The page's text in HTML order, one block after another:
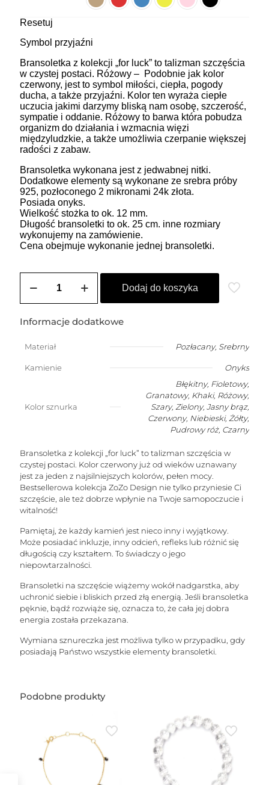
Resetuj
Symbol przyjaźni
Bransoletka z kolekcji „for luck” to talizman szczęścia
w czystej postaci. Różowy – Podobnie jak kolor
czerwony, jest to symbol miłości, ciepła, pogody
ducha, a także przyjaźni. Kolor ten wyraża ciepłe
uczucia jakimi darzymy bliską nam osobę, szczerość,
sympatie i oddanie. Różowy to barwa która pobudza
organizm do działania i wzmacnia więzi
międzyludzkie, a także umożliwia czerpanie większej
radości z zabaw.
Bransoletka wykonana jest z jedwabnej nitki.
Dodatkowe elementy są wykonane ze srebra próby
925, pozłoconego 2 mikronami 24k złota.
Posiada onyks.
Wielkość stożka to ok. 12 mm.
Długość bransoletki to ok. 25 cm. inne rozmiary
wykonujemy na zamówienie.
Cena obejmuje wykonanie jednej bransoletki.
Bransoletka
szczęście
onyksem
w
kształcie
Dodaj do koszyka
Informacje dodatkowe
Materiał Pozłacany, Srebrny
Kamienie Onyks
Kolor sznurka
Błękitny, Fioletowy,
Granatowy, Khaki, Różowy,
Szary, Zielony, Jasny brąz,
Czerwony, Niebieski, Żółty,
Pudrowy róż, Czarny
Bransoletka z kolekcji „for luck” to talizman szczęścia w
czystej postaci. Kolor czerwony już od wieków uznawany
jest za jeden z najsilniejszych kolorów, pełen mocy.
Bestsellerowa kolekcja ZoZo Design nie tylko przyniesie Ci
szczęście, ale też dobrze wpłynie na Twoje samopoczucie i
witalność!
Pamiętaj, że każdy kamień jest nieco inny i wyjątkowy.
Może posiadać inkluzje, inny odcień, refleks lub różnić się
długością czy kształtem. To świadczy o jego
niepowtarzalności.
Bransoletki na szczęście wiążemy wokół nadgarstka, aby
uchronić siebie i bliskich przed złą energią. Jeśli bransoletka
pęknie, bądź rozwiąże się, oznacza to, że cała jej dobra
energia została przekazana.
Wymiana sznureczka jest możliwa tylko w przypadku, gdy
posiadają Państwo wszystkie elementy bransoletki.
Podobne produkty